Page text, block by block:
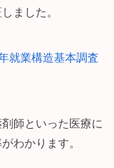
ました。
就業構造基本調査
師といった医療に
わかります。